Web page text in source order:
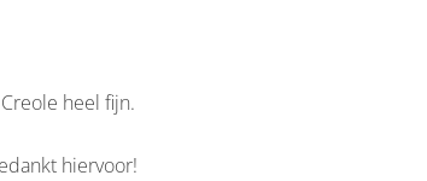
heel fijn.
hiervoor!